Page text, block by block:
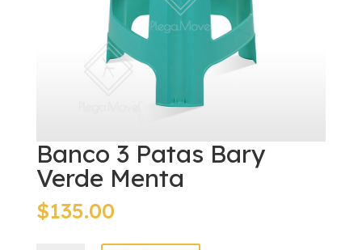
Banco 3 Patas Bary
Verde Menta
$135.00